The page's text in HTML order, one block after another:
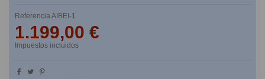
ReferenciaAIBEI-1
1.199,00 €
Impuestos incluidos